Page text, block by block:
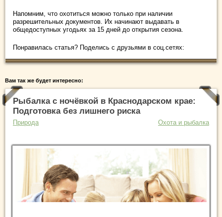
Напомним, что охотиться можно только при наличии
разрешительных документов. Их начинают выдавать в
общедоступных угодьях за 15 дней до открытия сезона.
Понравилась статья? Поделись с друзьями в соц.сетях:
Вам так же будет интересно:
Рыбалка с ночёвкой в Краснодарском крае:
Подготовка без лишнего риска
Природа Охота и рыбалка